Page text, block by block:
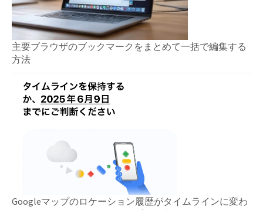
主要ブラウザのブックマークをまとめて一括で編集する
方法
Googleマップのロケーション履歴がタイムラインに変わ